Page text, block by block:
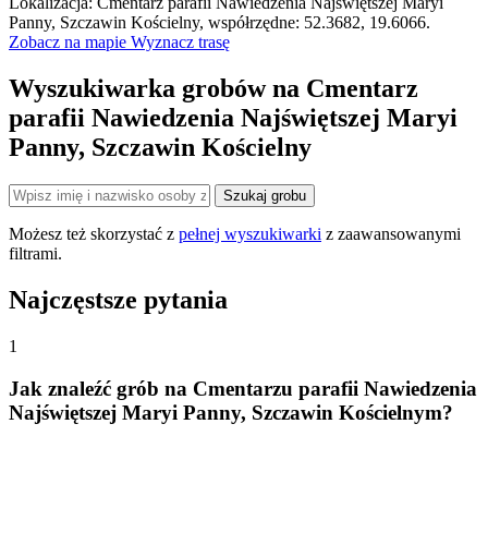
Cmentarz parafii Nawiedzenia Najświętszej Maryi
Panny, Szczawin Kościelny
×
+
−
Panny, Szczawin Kościelny, współrzędne: 52.3682, 19.6066.
Zobacz na mapie Wyznacz trasę
Wyszukiwarka grobów na Cmentarz
parafii Nawiedzenia Najświętszej Maryi
Panny, Szczawin Kościelny
Szukaj grobu
Możesz też skorzystać z pełnej wyszukiwarki z zaawansowanymi
filtrami.
Najczęstsze pytania
1
Jak znaleźć grób na Cmentarzu parafii Nawiedzenia
Najświętszej Maryi Panny, Szczawin Kościelnym?